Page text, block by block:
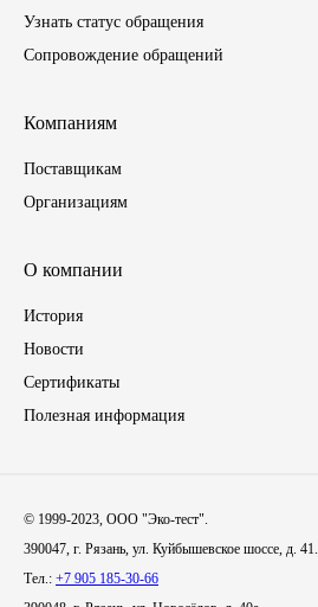
Лампы
Инструмент
Шины
Метизы универсальные
Диски
Камеры колеса, ободная лента
Узнать статус обращения
Сопровождение обращений
Компаниям
Поставщикам
Организациям
О компании
История
Новости
Сертификаты
Полезная информация
© 1999-2023, ООО "Эко-тест".
390047, г. Рязань, ул. Куйбышевское шоссе, д. 41.
Тел.: +7 905 185-30-66